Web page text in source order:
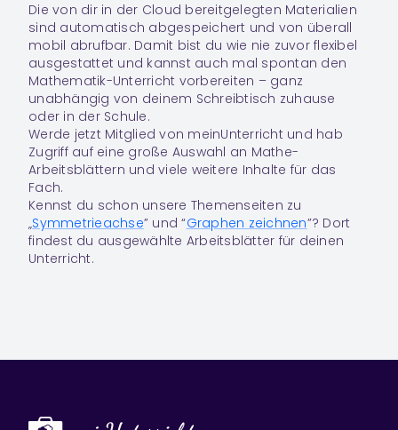
Die von dir in der Cloud bereitgelegten Materialien
sind automatisch abgespeichert und von überall
mobil abrufbar. Damit bist du wie nie zuvor flexibel
ausgestattet und kannst auch mal spontan den
Mathematik-Unterricht vorbereiten – ganz
unabhängig von deinem Schreibtisch zuhause
oder in der Schule.
Werde jetzt Mitglied von meinUnterricht und hab
Zugriff auf eine große Auswahl an Mathe-
Arbeitsblättern und viele weitere Inhalte für das
Fach.
Kennst du schon unsere Themenseiten zu
„Symmetrieachse” und “Graphen zeichnen”? Dort
findest du ausgewählte Arbeitsblätter für deinen
Unterricht.